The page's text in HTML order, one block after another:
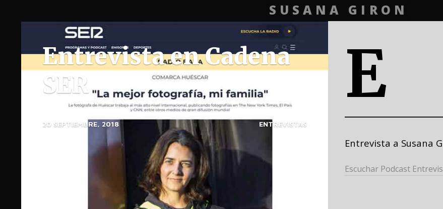
SUSANA GIRON
Entrevista en Cadena
SER
20 SEPTIEMBRE, 2018 ENTREVISTAS
E
Entrevista a Susana
Escuchar Podcast